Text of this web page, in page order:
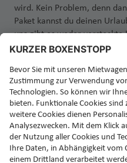
wird. Kein Problem, denn
Paket kannst du deinen
uns gibt es weder versteckte
zusätzliche Versicherungen
Jetzt Rundum-Sorglos-